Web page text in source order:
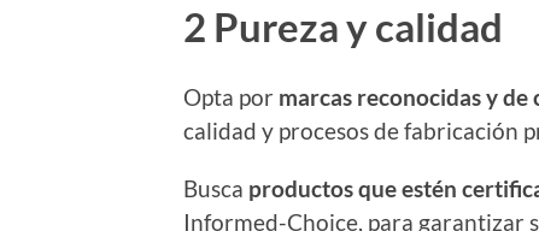
2 Pureza y calidad
Opta por marcas reconocidas y de
calidad y procesos de fabricación
Busca productos que estén
Informed-Choice, para garantizar